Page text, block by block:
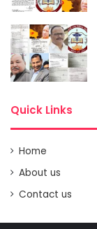
Quick Links
Home
About us
Contact us